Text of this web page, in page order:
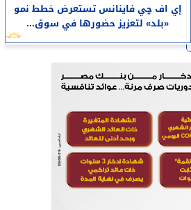
إي اف چي فاينانس تستعرض خطط نمو
«بلد» لتعزيز حضورها في سوق...